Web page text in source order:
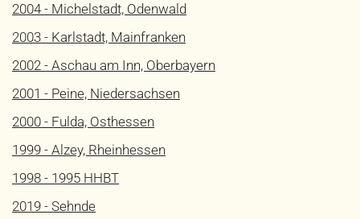
2004 - Michelstadt, Odenwald
2003 - Karlstadt, Mainfranken
2002 - Aschau am Inn, Oberbayern
2001 - Peine, Niedersachsen
2000 - Fulda, Osthessen
1999 - Alzey, Rheinhessen
1998 - 1995 HHBT
2019 - Sehnde